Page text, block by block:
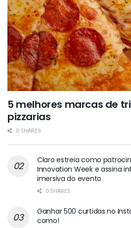
5 melhores marcas de
pizzarias
0 SHARES
Claro estreia como
Innovation Week e assina
imersiva do evento
0 SHARES
Ganhar 500 curtidas no
como!